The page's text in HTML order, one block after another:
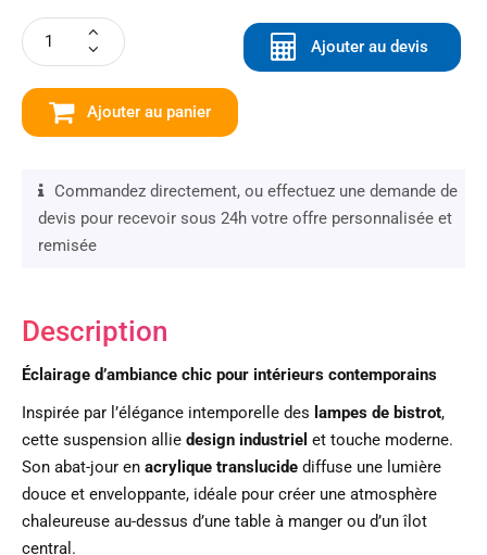
Ajouter au panier
Ajouter au devis
Commandez directement, ou effectuez une demande de
devis pour recevoir sous 24h votre offre personnalisée et
remisée
Description
Éclairage d’ambiance chic pour intérieurs contemporains
Inspirée par l’élégance intemporelle des lampes de bistrot,
cette suspension allie design industriel et touche moderne.
Son abat-jour en acrylique translucide diffuse une lumière
douce et enveloppante, idéale pour créer une atmosphère
chaleureuse au-dessus d’une table à manger ou d’un îlot
central.